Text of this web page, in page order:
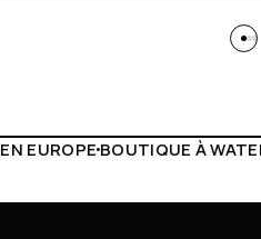
LIVRAISON